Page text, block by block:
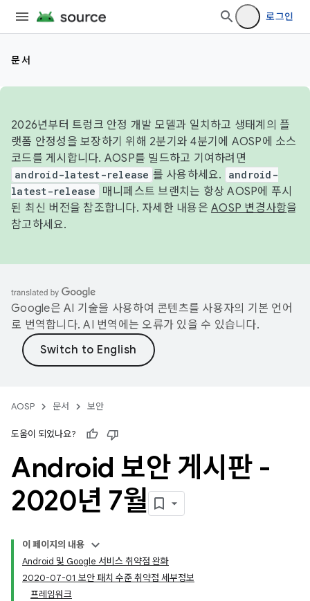
로그인
문서
2026년부터 트렁크 안정 개발 모델과 일치하고 생태계의 플
랫폼 안정성을 보장하기 위해 2분기와 4분기에 AOSP에 소스
코드를 게시합니다. AOSP를 빌드하고 기여하려면
android-latest-release 를 사용하세요.
android-
latest-release
매니페스트 브랜치는 항상 AOSP에 푸시
된 최신 버전을 참조합니다. 자세한 내용은 AOSP 변경사항을
참고하세요.
Google은 AI 기술을 사용하여 콘텐츠를 사용자의 기본 언어
로 번역합니다. AI 번역에는 오류가 있을 수 있습니다.
AOSP 문서 보안
도움이 되었나요?
Android 보안 게시판 -
2020년 7월
이 페이지의 내용
Android 및 Google 서비스 취약점 완화
2020-07-01 보안 패치 수준 취약점 세부정보
프레임워크